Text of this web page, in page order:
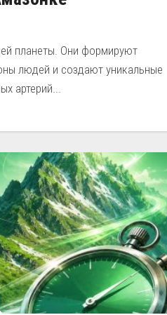
планеты. Они формируют
людей и создают уникальные
артерий...